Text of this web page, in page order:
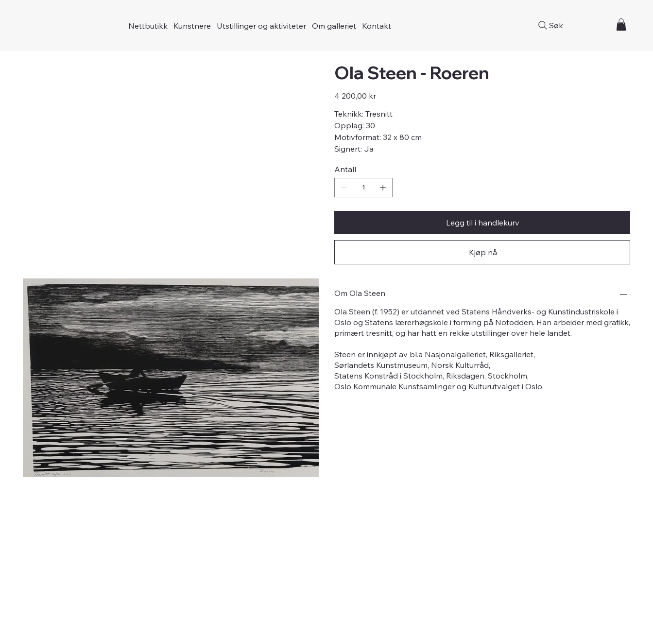
Nettbutikk Kunstnere Utstillinger og aktiviteter Om galleriet Kontakt Søk
Ola Steen - Roeren
Pris
4 200,00 kr
Teknikk: Tresnitt
Opplag: 30
Motivformat: 32 x 80 cm
Signert: Ja
Antall
Legg til i handlekurv
Kjøp nå
Om Ola Steen
Ola Steen (f. 1952) er utdannet ved Statens Håndverks- og Kunstindustriskole i
Oslo og Statens lærerhøgskole i forming på Notodden. Han arbeider med grafikk,
primært tresnitt, og har hatt en rekke utstillinger over hele landet.
Steen er innkjøpt av bl.a Nasjonalgalleriet, Riksgalleriet,
Sørlandets Kunstmuseum, Norsk Kulturråd,
Statens Konstråd i Stockholm, Riksdagen, Stockholm,
Oslo Kommunale Kunstsamlinger og Kulturutvalget i Oslo.